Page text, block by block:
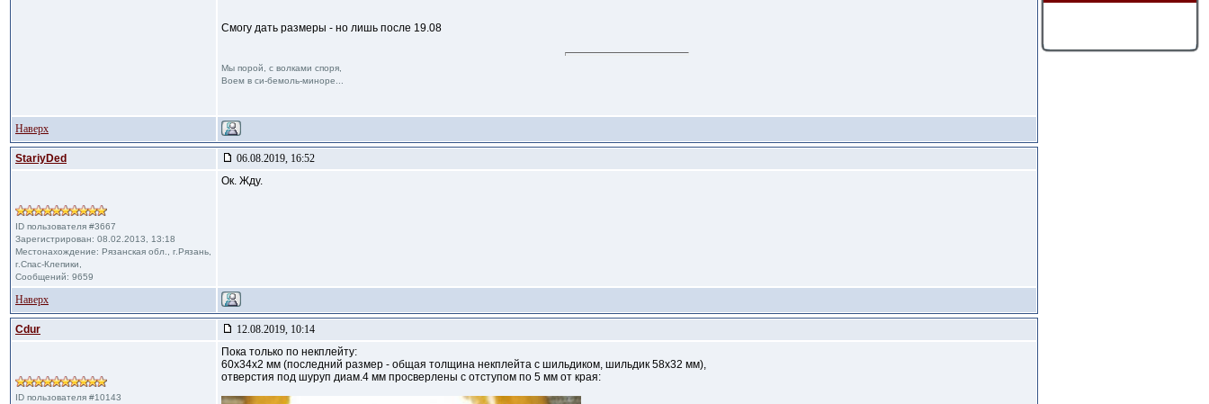
Смогу дать размеры - но лишь после 19.08
Мы порой, с волками споря,
Воем в си-бемоль-миноре...
Наверх
StariyDed 06.08.2019, 16:52
ID пользователя #3667
Зарегистрирован: 08.02.2013, 13:18
Местонахождение: Рязанская обл., г.Рязань,
г.Спас-Клепики,
Сообщений: 9659
Ок. Жду.
Наверх
Cdur 12.08.2019, 10:14
ID пользователя #10143
Пока только по некплейту:
60х34х2 мм (последний размер - общая толщина некплейта с шильдиком, шильдик 58х32 мм),
отверстия под шуруп диам.4 мм просверлены с отступом по 5 мм от края: